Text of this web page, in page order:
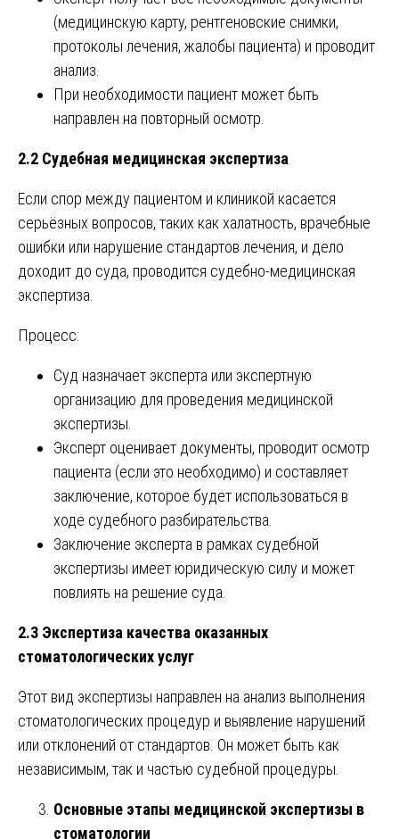
(медицинскую карту, рентгеновские снимки,
протоколы лечения, жалобы пациента) и проводит
анализ.
При необходимости пациент может быть
направлен на повторный осмотр.
2.2 Судебная медицинская экспертиза
Если спор между пациентом и клиникой касается
серьёзных вопросов, таких как халатность, врачебные
ошибки или нарушение стандартов лечения, и дело
доходит до суда, проводится судебно-медицинская
экспертиза.
Процесс:
Суд назначает эксперта или экспертную
организацию для проведения медицинской
экспертизы.
Эксперт оценивает документы, проводит осмотр
пациента (если это необходимо) и составляет
заключение, которое будет использоваться в
ходе судебного разбирательства.
Заключение эксперта в рамках судебной
экспертизы имеет юридическую силу и может
повлиять на решение суда.
2.3 Экспертиза качества оказанных
стоматологических услуг
Этот вид экспертизы направлен на анализ выполнения
стоматологических процедур и выявление нарушений
или отклонений от стандартов. Он может быть как
независимым, так и частью судебной процедуры.
Основные этапы медицинской экспертизы в
стоматологии